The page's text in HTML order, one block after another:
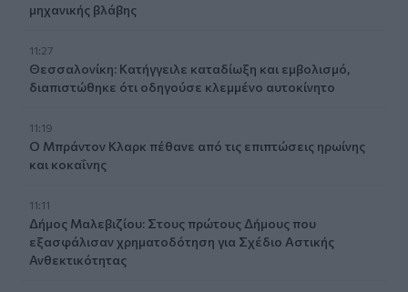
μηχανικής βλάβης
11:27
Θεσσαλονίκη: Κατήγγειλε καταδίωξη και εμβολισμό,
διαπιστώθηκε ότι οδηγούσε κλεμμένο αυτοκίνητο
11:19
Ο Μπράντον Κλαρκ πέθανε από τις επιπτώσεις ηρωίνης
και κοκαΐνης
11:11
Δήμος Μαλεβιζίου: Στους πρώτους Δήμους που
εξασφάλισαν χρηματοδότηση για Σχέδιο Αστικής
Ανθεκτικότητας